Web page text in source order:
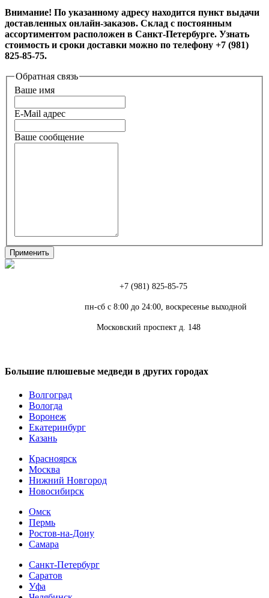
Внимание! По указанному адресу находится пункт выдачи
доставленных онлайн-заказов. Склад с постоянным
ассортиментом расположен в Санкт-Петербурге. Узнать
стоимость и сроки доставки можно по телефону +7 (981)
825-85-75.
Обратная связь
Ваше имя
E-Mail адрес
Ваше сообщение
+7 (981) 825-85-75
пн-сб с 8:00 до 24:00, воскресенье выходной
Московский проспект д. 148
Большие плюшевые медведи в других городах
Волгоград
Вологда
Воронеж
Екатеринбург
Казань
Красноярск
Москва
Нижний Новгород
Новосибирск
Омск
Пермь
Ростов-на-Дону
Самара
Санкт-Петербург
Саратов
Уфа